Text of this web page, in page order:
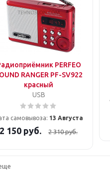
PERFEO
RANGER PF-SV922
красный
USB
самовывоза: 13 Августа
2 150 руб. 2 310руб.